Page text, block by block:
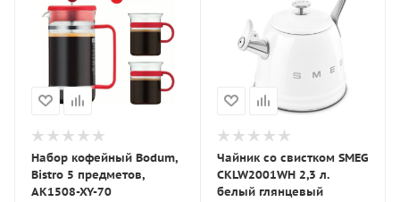
Набор кофейный Bodum,
Bistro 5 предметов,
AK1508-XY-70
Чайник со свистком SMEG
CKLW2001WH 2,3 л.
белый глянцевый